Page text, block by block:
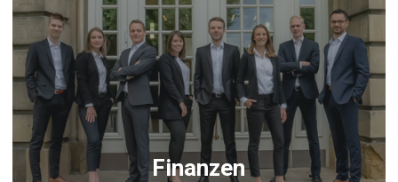
Finanzen